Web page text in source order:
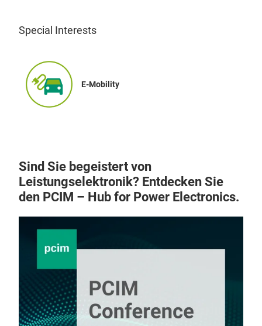
Special Interests
E-Mobility
Sind Sie begeistert von
Leistungselektronik? Entdecken Sie
den PCIM – Hub for Power Electronics.